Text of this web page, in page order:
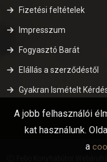
Fizetési feltételek
Impresszum
Fogyasztó Barát
Elállás a szerződéstől
Gyakran Ismételt
A jobb felhasználói
kat használunk.
a